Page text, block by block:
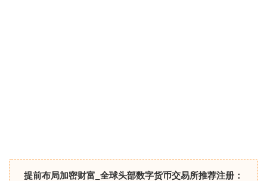
提前布局加密财富_全球头部数字货币交易所推荐注册：